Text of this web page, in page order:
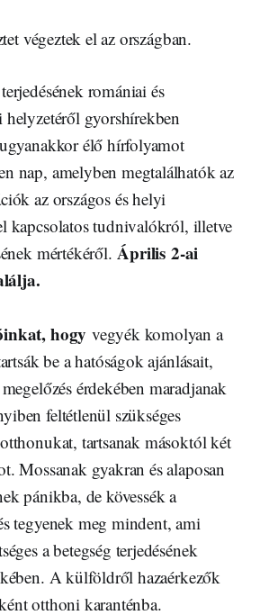
végeztek el az országban.
romániai és
gyorshírekben
élő hírfolyamot
nap, amelyben megtalálhatók az
az országos és helyi
kapcsolatos tudnivalókról, illetve
mértékéről. Április 2-ai
hogy vegyék komolyan a
be a hatóságok ajánlásait,
érdekében maradjanak
feltétlenül szükséges
tartsanak másoktól két
Mossanak gyakran és alaposan
pánikba, de kövessék a
tegyenek meg mindent, ami
a betegség terjedésének
A külföldről hazaérkezők
otthoni karanténba.